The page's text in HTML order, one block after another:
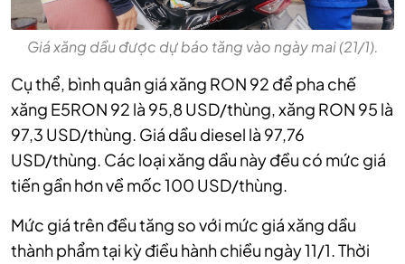
Giá xăng dầu được dự báo tăng vào ngày mai (21/1).
Cụ thể, bình quân giá xăng RON 92 để pha chế
xăng E5RON 92 là 95,8 USD/thùng, xăng RON 95 là
97,3 USD/thùng. Giá dầu diesel là 97,76
USD/thùng. Các loại xăng dầu này đều có mức giá
tiến gần hơn về mốc 100 USD/thùng.
Mức giá trên đều tăng so với mức giá xăng dầu
thành phẩm tại kỳ điều hành chiều ngày 11/1. Thời